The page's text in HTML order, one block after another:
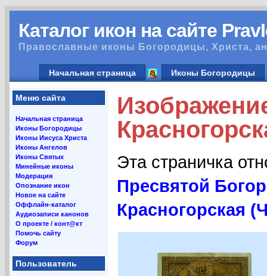
Каталог икон на сайте
Православные иконы Богородицы, Христа,
Начальная страница Иконы Богородицы
Меню сайта
Начальная страница
Иконы Богородицы
Иконы Иисуса Христа
Иконы Ангелов
Иконы Святых
Минейные иконы
Модерация
Опознание икон
Новое на сайте
Оффлайн-каталог
Аудиозаписи канонов
О проекте / конт@кт
Помочь сайту
Форум
Пользователь
Эта страничка
Пресвятой
Красногорская